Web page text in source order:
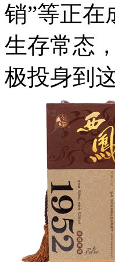
销”等正在
生存常态
极投身到